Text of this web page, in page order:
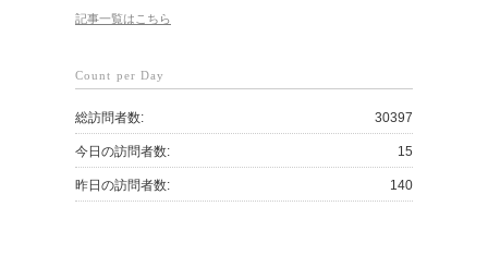
記事一覧はこちら
Count per Day
30397
総訪問者数:
15
今日の訪問者数:
140
昨日の訪問者数: